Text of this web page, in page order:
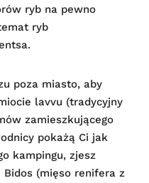
ryb na pewno
ryb
poza miasto, aby
lavvu (tradycyjny
zamieszkującego
pokażą Ci jak
kampingu, zjesz
(mięso renifera z